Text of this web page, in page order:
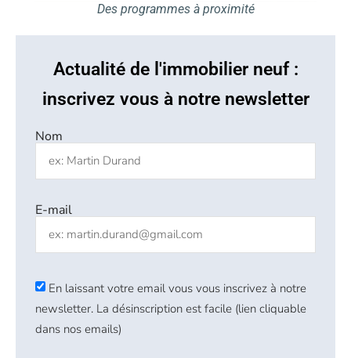
Des programmes à proximité
Actualité de l'immobilier neuf :
inscrivez vous à notre newsletter
Nom
E-mail
En laissant votre email vous vous inscrivez à notre
newsletter. La désinscription est facile (lien cliquable
dans nos emails)